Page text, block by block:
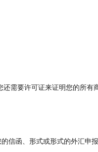
需要许可证来证明您的所有
信函、形式或形式的外汇申